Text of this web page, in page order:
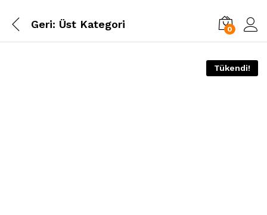
Geri: Üst Kategori 0
Tükendi!